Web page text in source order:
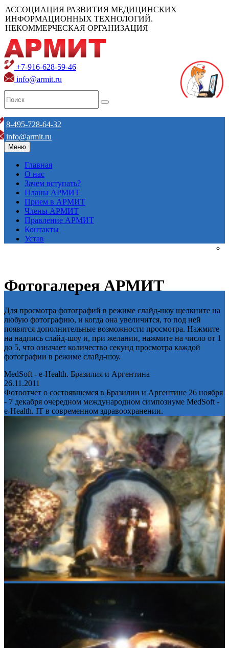
АССОЦИАЦИЯ РАЗВИТИЯ МЕДИЦИНСКИХ
ИНФОРМАЦИОННЫХ ТЕХНОЛОГИЙ.
НЕКОММЕРЧЕСКАЯ ОРГАНИЗАЦИЯ
+7-916-628-59-46
info@armit.ru
8-495-728-64-32
info@armit.ru
Меню
Главная
О нас
Зачем вступать?
Планы АРМИТ
Прием в АРМИТ
Члены АРМИТ
Правление АРМИТ
Контакты
Устав
Фотогалерея АРМИТ
Для просмотра фотографий в режиме слайд-шоу щелкните на
любую фотографию, и когда она увеличится, то под ней
появятся дополнительные возможности просмотра. Нажмите
на надпись слайд-шоу и, при желании, нажмите на число от 1
до 5, что означает количество секунд просмотра каждой
фотографии в режиме слайд-шоу.
MedSoft - e-Health. Бразилия и Аргентина
26.11.2011
Фотоотчет о состоявшемся в Бразилии и Аргентине 26 ноября
- 7 декабря очередном международном симпозиуме MedSoft -
e-Health. IT в современном здравоохранении.